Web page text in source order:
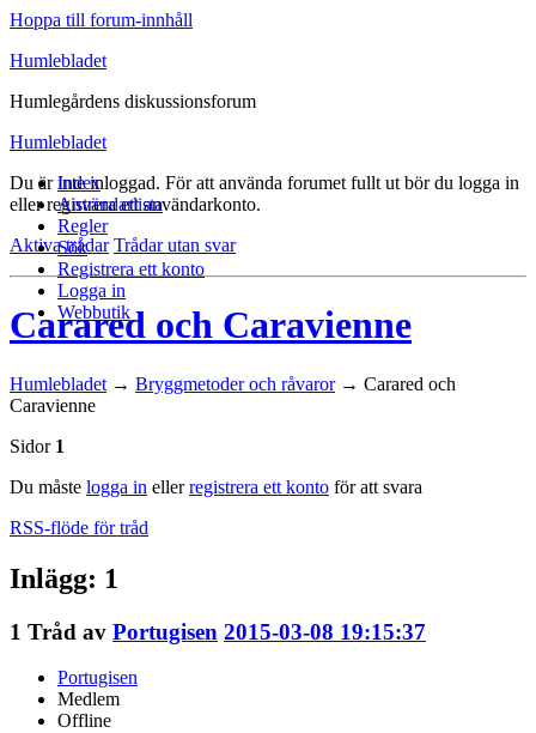
Hoppa till forum-innhåll
Humlebladet
Humlegårdens diskussionsforum
Humlebladet
Index
Användarlista
Regler
Sök
Registrera ett konto
Logga in
Webbutik
Du är inte inloggad. För att använda forumet fullt ut bör du logga in
eller registrera ett användarkonto.
Aktiva trådar Trådar utan svar
Carared och Caravienne
Humlebladet → Bryggmetoder och råvaror → Carared och
Caravienne
Sidor 1
Du måste logga in ellerregistrera ett konto för att svara
RSS-flöde för tråd
Inlägg: 1
1 Tråd av Portugisen 2015-03-08 19:15:37
Portugisen
Medlem
Offline